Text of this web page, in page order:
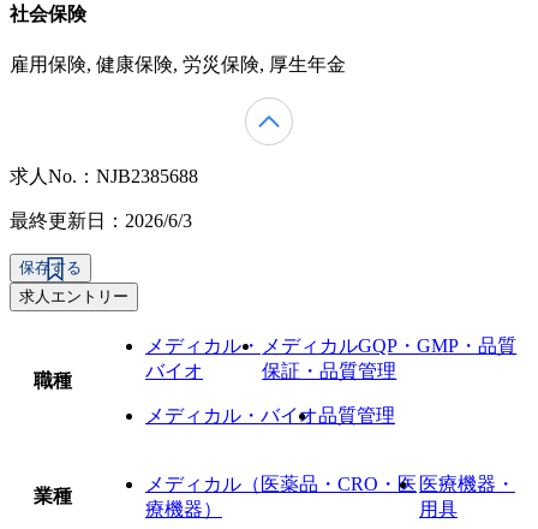
社会保険
雇用保険, 健康保険, 労災保険, 厚生年金
求人No.：NJB2385688
最終更新日：2026/6/3
保存する
求人エントリー
職種
メディカル・
バイオ
メディカルGQP・GMP・品質
保証・品質管理
メディカル・バイオ品質管理
業種
メディカル（医薬品・CRO・医
療機器）
医療機器・
用具